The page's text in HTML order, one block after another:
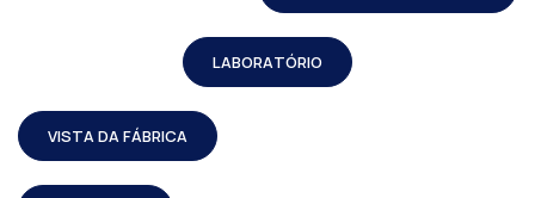
LABORATÓRIO
VISTA DA FÁBRICA